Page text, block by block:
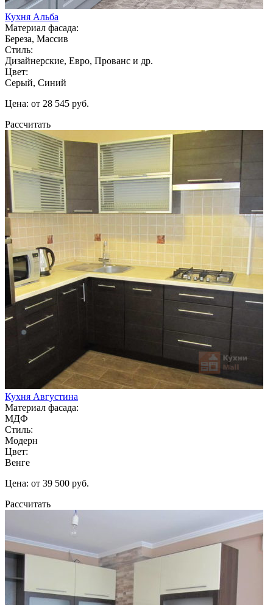
Кухня Альба
Материал фасада:
Береза, Массив
Стиль:
Дизайнерские, Евро, Прованс и др.
Цвет:
Серый, Синий
Цена: от 28 545 руб.
Рассчитать
Кухня Августина
Материал фасада:
МДФ
Стиль:
Модерн
Цвет:
Венге
Цена: от 39 500 руб.
Рассчитать